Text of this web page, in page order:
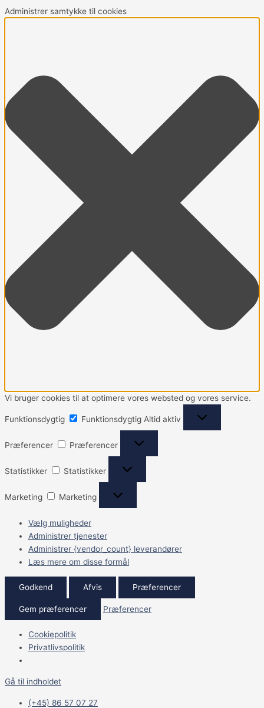
Administrer samtykke til cookies
Vi bruger cookies til at optimere vores websted og vores service.
Funktionsdygtig Funktionsdygtig Altid aktiv
Præferencer Præferencer
Statistikker Statistikker
Marketing Marketing
Vælg muligheder
Administrer tjenester
Administrer {vendor_count} leverandører
Læs mere om disse formål
Godkend Afvis Præferencer
Gem præferencer Præferencer
Cookiepolitik
Privatlivspolitik
Gå til indholdet
(+45) 86 57 07 27